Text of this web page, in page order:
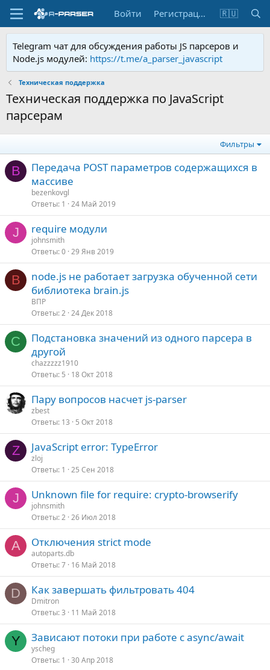
Войти Регистрация 🇷🇺
Telegram чат для обсуждения работы JS парсеров и
Node.js модулей: https://t.me/a_parser_javascript
Техническая поддержка
Техническая поддержка по JavaScript
парсерам
Фильтры
B
Передача POST параметров содержащихся в
массиве
bezenkovgl
Ответы 1 24 Май 2019
J require модули
johnsmith
Ответы 0 29 Янв 2019
В
node.js не работает загрузка обученной сети
библиотека brain.js
ВПР
Ответы 2 24 Дек 2018
C
Подстановка значений из одного парсера в
другой
chazzzzz1910
Ответы 5 18 Окт 2018
Пару вопросов насчет js-parser
zbest
Ответы 13 5 Окт 2018
Z JavaScript error: TypeError
zloj
Ответы 1 25 Сен 2018
J Unknown file for require: crypto-browserify
johnsmith
Ответы 2 26 Июл 2018
A Отключения strict mode
autoparts.db
Ответы 7 16 Май 2018
D Как завершать фильтровать 404
Dmitron
Ответы 3 11 Май 2018
Y Зависают потоки при работе с async/await
yscheg
Ответы 1 30 Апр 2018